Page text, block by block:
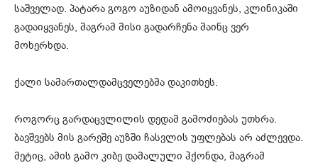
საშველად. პატარა გოგო აუზიდან ამოიყვანეს, კლინიკაში
გადაიყვანეს, მაგრამ მისი გადარჩენა მაინც ვერ
მოხერხდა.
ქალი სამართალდამცველებმა დაკითხეს.
როგორც გარდაცვლილის დედამ გამოძიებას უთხრა.
ბავშვებს მის გარეშე აუზში ჩასვლის უფლებას არ აძლევდა.
მეტიც, ამის გამო კიბე დამალული ჰქონდა, მაგრამ